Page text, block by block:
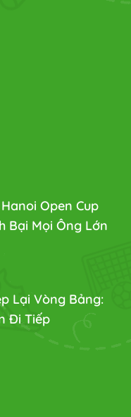
Open Cup
Bại Mọi Ông Lớn
Lại Vòng Bảng:
Đi Tiếp